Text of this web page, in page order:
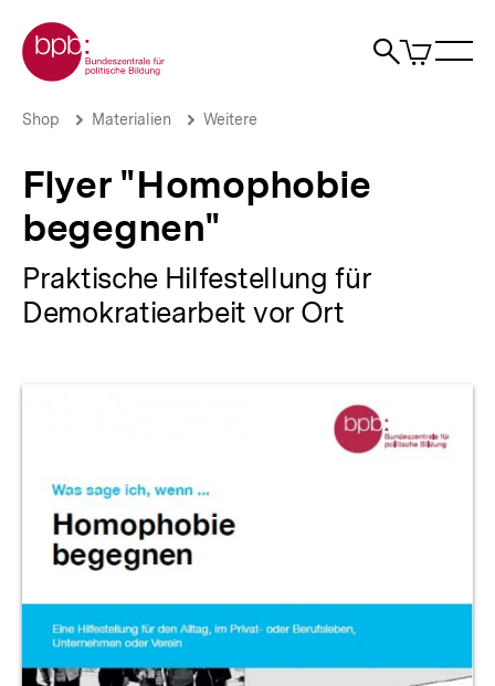
zum
Seiteninhalt
springen
Zur Startseite der bpb
Suche
Artikel
im
Flyer
bpb.de
Brotkrümelnavigation
Pfadnavigation
Shop Materialien Weitere
Flyer "Homophobie
begegnen"
Praktische Hilfestellung für
Demokratiearbeit vor Ort